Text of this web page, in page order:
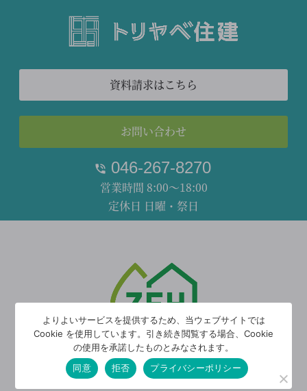
資料請求はこちら
お問い合わせ
046-267-8270
営業時間 8:00～18:00
定休日 日曜・祭日
トリヤベ住建は
ZEH※ の普及に努めています！
よりよいサービスを提供するため、当ウェブサイトでは
Cookie を使用しています。引き続き閲覧する場合、Cookie
の使用を承諾したものとみなされます。
同意
拒否 プライバシーポリシー